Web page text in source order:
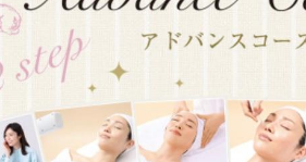
お知らせ
ヘルプ
お問い合わせ